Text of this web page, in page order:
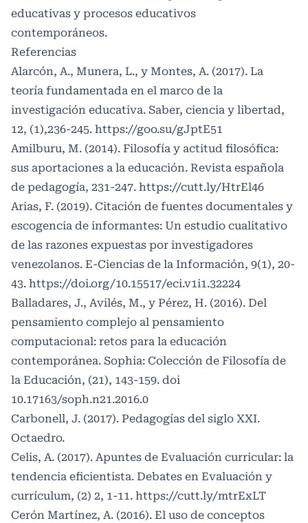
educativas y procesos educativos
contemporáneos.
Referencias
Alarcón, A., Munera, L., y Montes, A. (2017). La
teoría fundamentada en el marco de la
investigación educativa. Saber, ciencia y libertad,
12, (1),236-245. https://goo.su/gJptE51
Amilburu, M. (2014). Filosofía y actitud filosófica:
sus aportaciones a la educación. Revista española
de pedagogía, 231-247. https://cutt.ly/HtrEl46
Arias, F. (2019). Citación de fuentes documentales y
escogencia de informantes: Un estudio cualitativo
de las razones expuestas por investigadores
venezolanos. E-Ciencias de la Información, 9(1), 20-
43. https://doi.org/10.15517/eci.v1i1.32224
Balladares, J., Avilés, M., y Pérez, H. (2016). Del
pensamiento complejo al pensamiento
computacional: retos para la educación
contemporánea. Sophia: Colección de Filosofía de
la Educación, (21), 143-159. doi
10.17163/soph.n21.2016.0
Carbonell, J. (2017). Pedagogías del siglo XXI.
Octaedro.
Celis, A. (2017). Apuntes de Evaluación curricular: la
tendencia eficientista. Debates en Evaluación y
currículum, (2) 2, 1-11. https://cutt.ly/mtrExLT
Cerón Martínez, A. (2016). El uso de conceptos